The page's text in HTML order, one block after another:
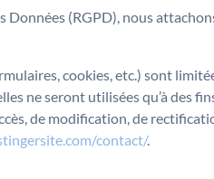
(RGPD), nous
cookies, etc.) sont
ne seront utilisées qu’à des
de modification, de
contact/.